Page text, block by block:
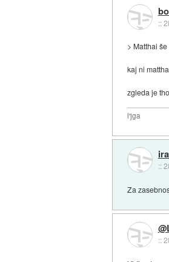
::
> Matthai
kaj ni
zgleda je
l'jga
::
Za
::